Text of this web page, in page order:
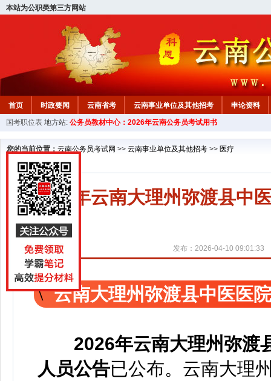
本站为公职类第三方网站
首页 时政要闻 云南省考 云南事业单位及其他招考
申论资料
国考职位表 地方站: 公务员教材中心：2026年云南公务员考试用书
您的当前位置： 云南公务员考试网 >> 云南事业单位及其他招考 >> 医疗
2026年云南大理州弥渡县中
发布：2026-04-10 09:01:33
云南大理州弥渡县中医医
2026年云南大理州弥渡
人员公告已公布。云南大理